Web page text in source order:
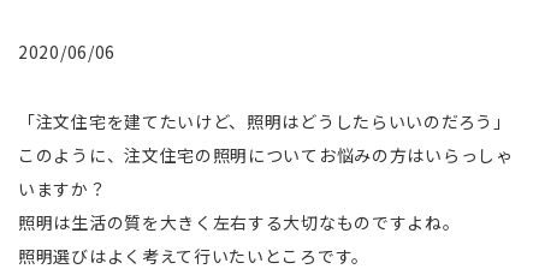
2020/06/06
「注文住宅を建てたいけど、照明はどうしたらいいのだろう」
このように、注文住宅の照明についてお悩みの方はいらっしゃ
いますか？
照明は生活の質を大きく左右する大切なものですよね。
照明選びはよく考えて行いたいところです。